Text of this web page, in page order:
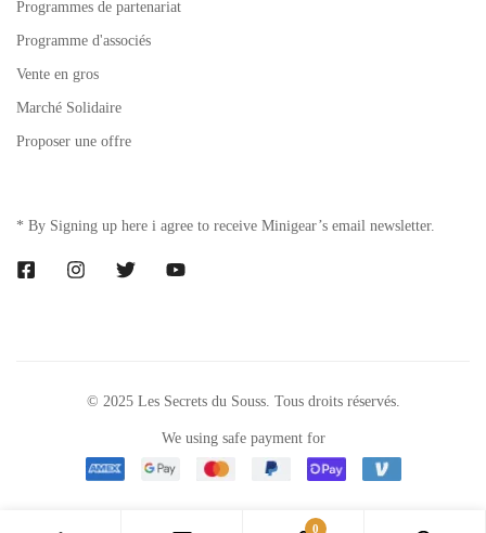
Programmes de partenariat
Programme d'associés
Vente en gros
Marché Solidaire
Proposer une offre
* By Signing up here i agree to receive Minigear’s email newsletter.
© 2025 Les Secrets du Souss. Tous droits réservés.
We using safe payment for
0